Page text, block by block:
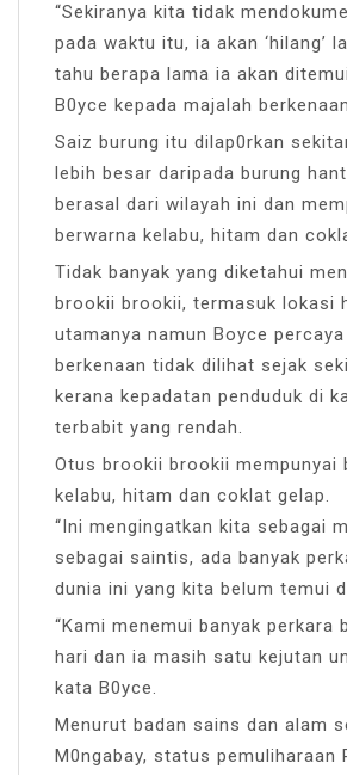
“Sekiranya kita tidak
pada waktu itu, ia akan ‘hilang’
tahu berapa lama ia akan
B0yce kepada majalah
Saiz burung itu dilap0rkan
lebih besar daripada burung
berasal dari wilayah ini dan
berwarna kelabu, hitam dan
Tidak banyak yang diketahui
brookii brookii, termasuk lokasi
utamanya namun Boyce
berkenaan tidak dilihat sejak
kerana kepadatan penduduk di
terbabit yang rendah.
Otus brookii brookii mempunyai
kelabu, hitam dan coklat gelap.
“Ini mengingatkan kita sebagai
sebagai saintis, ada banyak
dunia ini yang kita belum temui
“Kami menemui banyak perkara
hari dan ia masih satu kejutan
kata B0yce.
Menurut badan sains dan alam
M0ngabay, status pemuliharaan